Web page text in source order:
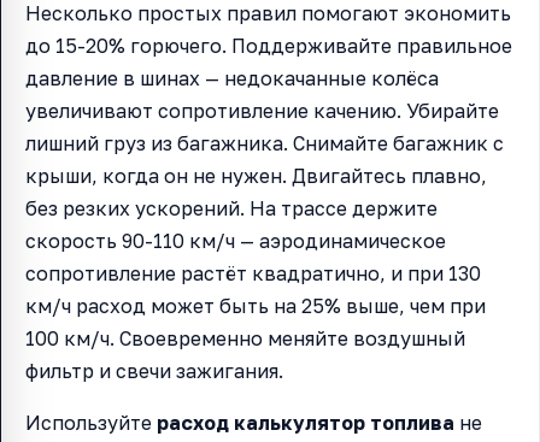
Несколько простых правил помогают экономить
до 15-20% горючего. Поддерживайте правильное
давление в шинах — недокачанные колёса
увеличивают сопротивление качению. Убирайте
лишний груз из багажника. Снимайте багажник с
крыши, когда он не нужен. Двигайтесь плавно,
без резких ускорений. На трассе держите
скорость 90-110 км/ч — аэродинамическое
сопротивление растёт квадратично, и при 130
км/ч расход может быть на 25% выше, чем при
100 км/ч. Своевременно меняйте воздушный
фильтр и свечи зажигания.
Используйте расход калькулятор топлива не